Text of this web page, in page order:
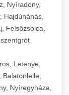
Nyíradony,
Hajdúnánás,
Felsőzsolca,
Letenye,
Nyíregyháza,